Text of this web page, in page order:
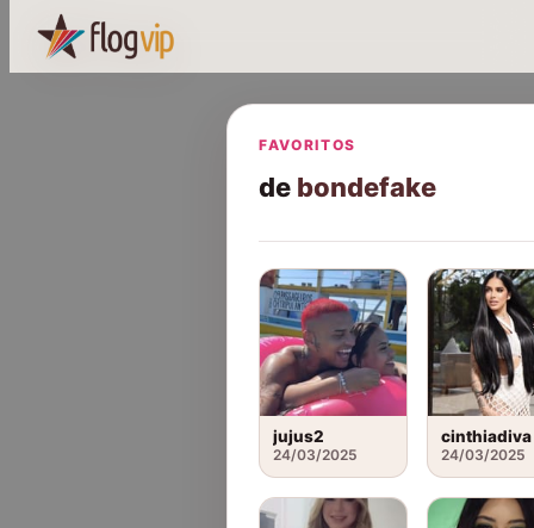
FAVORITOS
de bondefake
jujus2
24/03/2025
cinthiadiva
24/03/2025